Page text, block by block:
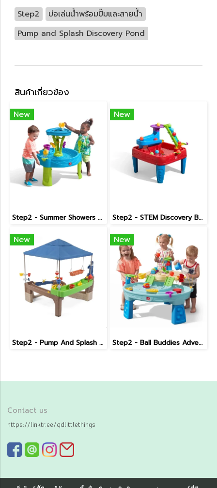
Step2
บ่อเล่นน้ำพร้อมปั๊มและสายน้ำ
Pump and Splash Discovery Pond
สินค้าเกี่ยวข้อง
New
Step2 - Summer Showers Splash Tower Water Table
New
Step2 - STEM Discovery Ball Table
New
Step2 - Pump And Splash Shady Oasis
New
Step2 - Ball Buddies Adventure Center
Contact us
https://linktr.ee/qdlittlethings